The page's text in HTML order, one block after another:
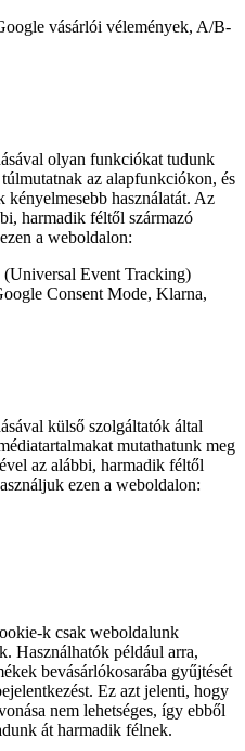
vásárlói vélemények, A/B-
olyan funkciókat tudunk
az alapfunkciókon, és
használatát. Az
harmadik féltől származó
a weboldalon:
Event Tracking)
Consent Mode, Klarna,
külső szolgáltatók által
mutathatunk meg
az alábbi, harmadik féltől
ezen a weboldalon:
k csak weboldalunk
Használhatók például arra,
bevásárlókosarába gyűjtését
Ez azt jelenti, hogy
nem lehetséges, így ebből
át harmadik félnek.